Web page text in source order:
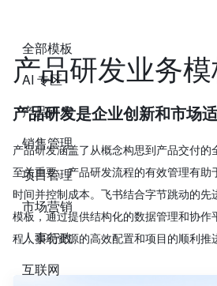
全部模板
AI 专区
产品研发
销售管理
项目管理
市场营销
人事行政
互联网
产品研发业务模
产品研发是企业创新和市场
产品研发涵盖了从概念构思到产品交付的
至关重要。产品研发流程的有效管理有助
时间并控制成本。飞书结合字节跳动的先
模板，通过提供结构化的数据管理和协作
程，实现资源的高效配置和项目的顺利推